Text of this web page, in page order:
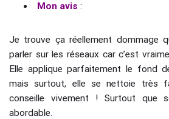
Mon avis :
Je trouve ça réellement dommage
parler sur les réseaux car c’est
Elle applique parfaitement le fond
mais surtout, elle se nettoie très
conseille vivement ! Surtout que
abordable.